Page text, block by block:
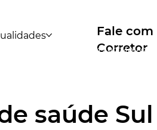
Fale
Corretor
12 99740-6958
saúde